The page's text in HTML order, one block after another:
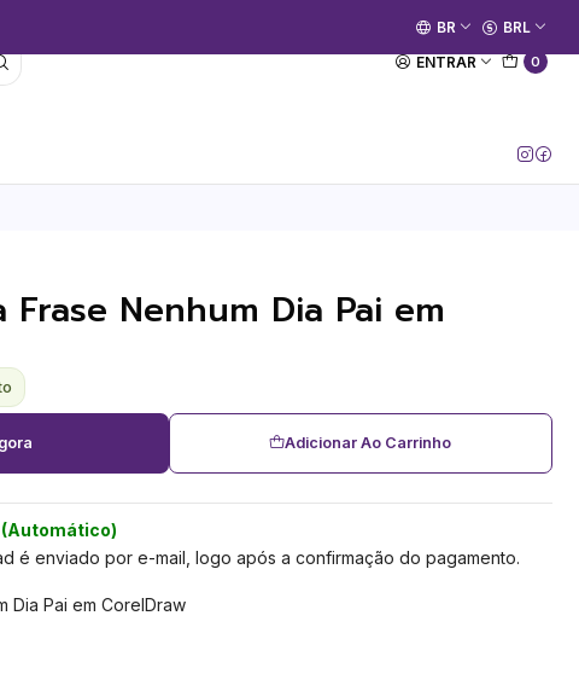
ENTRAR 0
[Entrar no Canal]
BR BRL
Nenhum Dia Pai em
Adicionar Ao Carrinho
é enviado por e-mail, logo após a confirmação do pagamento.
Dia Pai em CorelDraw